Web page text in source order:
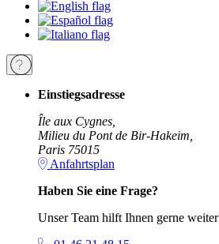
Einstiegsadresse
Île aux Cygnes,
Milieu du Pont de Bir-Hakeim,
Paris 75015
Anfahrtsplan
Haben Sie eine Frage?
Unser Team hilft Ihnen gerne weiter